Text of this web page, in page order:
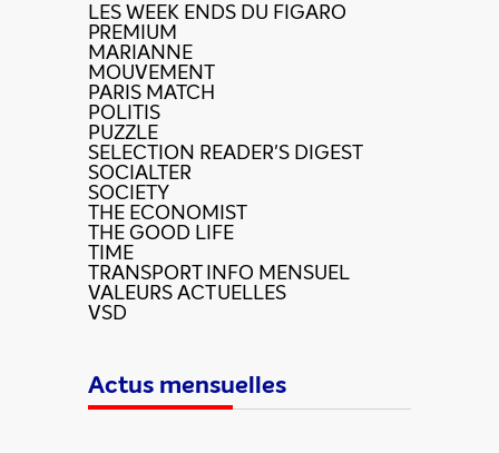
LES WEEK ENDS DU FIGARO
PREMIUM
MARIANNE
MOUVEMENT
PARIS MATCH
POLITIS
PUZZLE
SELECTION READER'S DIGEST
SOCIALTER
SOCIETY
THE ECONOMIST
THE GOOD LIFE
TIME
TRANSPORT INFO MENSUEL
VALEURS ACTUELLES
VSD
Actus mensuelles